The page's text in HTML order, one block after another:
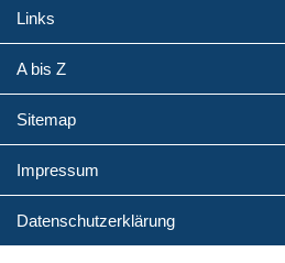
Links
A bis Z
Sitemap
Impressum
Datenschutzerklärung